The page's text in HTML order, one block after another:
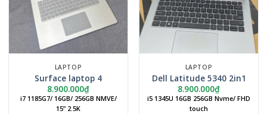
LAPTOP
Surface laptop 4
8.900.000₫
i7 1185G7/ 16GB/ 256GB NMVE/
15” 2.5K
LAPTOP
Dell Latitude 5340 2in1
8.900.000₫
i5 1345U 16GB 256GB Nvme/ FHD
touch